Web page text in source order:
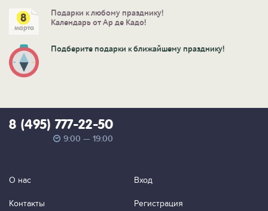
Подарки к любому празднику!
Календарь от Ар де Кадо!
Подберите подарки к ближайшему празднику!
8 (495) 777-22-50
9:00 — 19:00
О нас
Контакты
Вход
Регистрация